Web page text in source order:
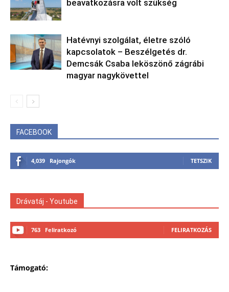
beavatkozásra volt szükség
Hatévnyi szolgálat, életre szóló
kapcsolatok – Beszélgetés dr.
Demcsák Csaba leköszönő zágrábi
magyar nagykövettel
FACEBOOK
4,039 Rajongók TETSZIK
Drávatáj - Youtube
763 Feliratkozó FELIRATKOZÁS
Támogató: